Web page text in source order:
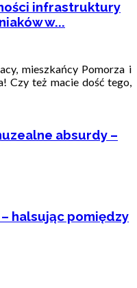
infrastruktury
w...
mieszkańcy Pomorza i
Czy też macie dość tego,
absurdy –
halsując pomiędzy